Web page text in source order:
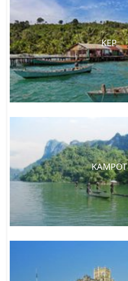
KEP
KAMPOT